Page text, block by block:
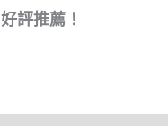
好評推薦！